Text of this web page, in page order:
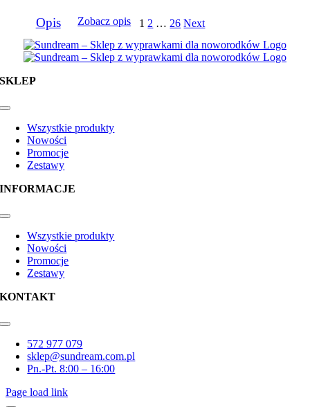
Opis Zobacz opis 1 2 … 26 Next
SKLEP
Toggle
NavigationWszystkie produkty
Nowości
Promocje
Zestawy
INFORMACJE
Toggle
NavigationWszystkie produkty
Nowości
Promocje
Zestawy
KONTAKT
Toggle
Navigation572 977 079
sklep@sundream.com.pl
Pn.-Pt. 8:00 – 16:00
Page load link